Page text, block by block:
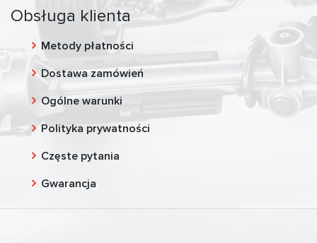
Obsługa klienta
Metody płatności
Dostawa zamówień
Ogólne warunki
Polityka prywatności
Częste pytania
Gwarancja